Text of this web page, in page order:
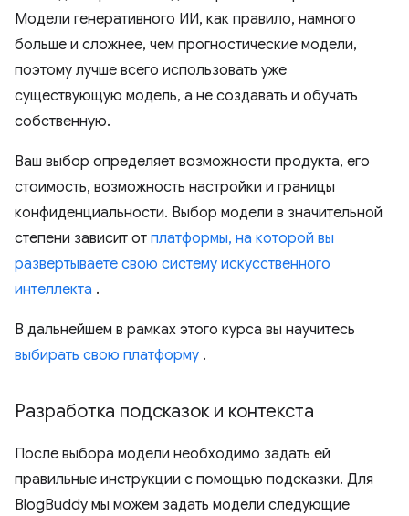
Модели генеративного ИИ, как правило, намного
больше и сложнее, чем прогностические модели,
поэтому лучше всего использовать уже
существующую модель, а не создавать и обучать
собственную.
Ваш выбор определяет возможности продукта, его
стоимость, возможность настройки и границы
конфиденциальности. Выбор модели в значительной
степени зависит от платформы, на которой вы
развертываете свою систему искусственного
интеллекта .
В дальнейшем в рамках этого курса вы научитесь
выбирать свою платформу .
Разработка подсказок и контекста
После выбора модели необходимо задать ей
правильные инструкции с помощью подсказки. Для
BlogBuddy мы можем задать модели следующие